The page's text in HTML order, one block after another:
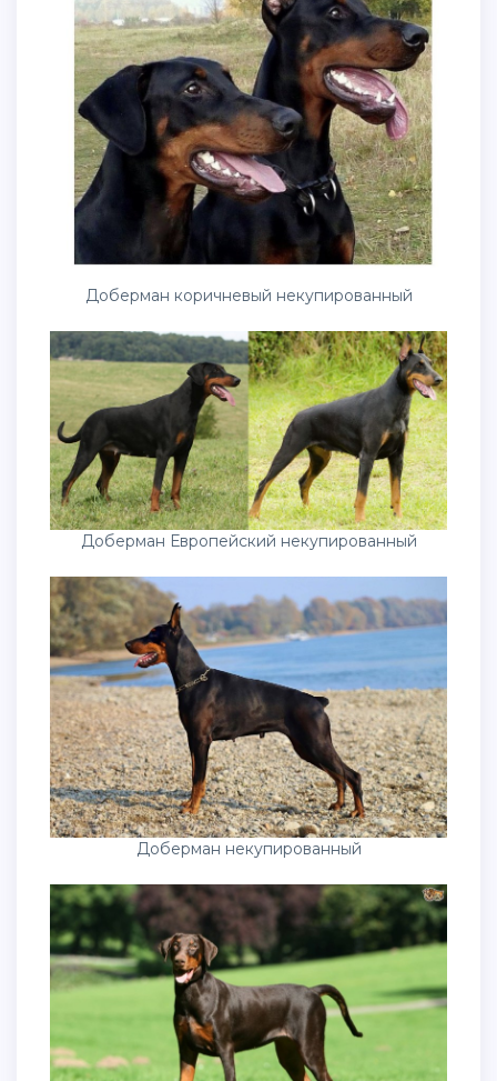
Доберман коричневый некупированный
Доберман Европейский некупированный
Доберман некупированный